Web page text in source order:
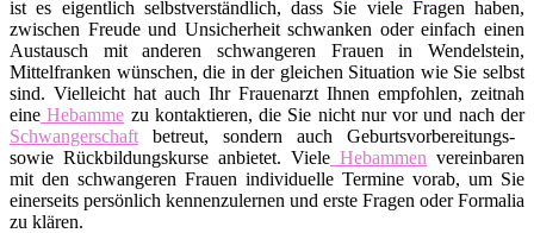
ist es eigentlich selbstverständlich, dass Sie viele Fragen haben,
zwischen Freude und Unsicherheit schwanken oder einfach einen
Austausch mit anderen schwangeren Frauen in Wendelstein,
Mittelfranken wünschen, die in der gleichen Situation wie Sie selbst
sind. Vielleicht hat auch Ihr Frauenarzt Ihnen empfohlen, zeitnah
eine Hebamme zu kontaktieren, die Sie nicht nur vor und nach der
Schwangerschaft betreut, sondern auch Geburtsvorbereitungs-
sowie Rückbildungskurse anbietet. Viele Hebammen vereinbaren
mit den schwangeren Frauen individuelle Termine vorab, um Sie
einerseits persönlich kennenzulernen und erste Fragen oder Formalia
zu klären.